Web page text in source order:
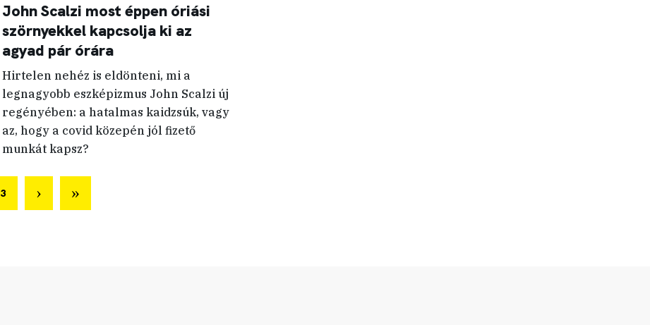
John Scalzi most éppen óriási
szörnyekkel kapcsolja ki az
agyad pár órára
Hirtelen nehéz is eldönteni, mi a
legnagyobb eszképizmus John Scalzi új
regényében: a hatalmas kaidzsúk, vagy
az, hogy a covid közepén jól fizető
munkát kapsz?
3